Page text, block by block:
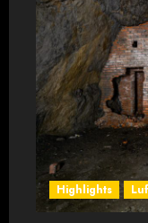
Highlights